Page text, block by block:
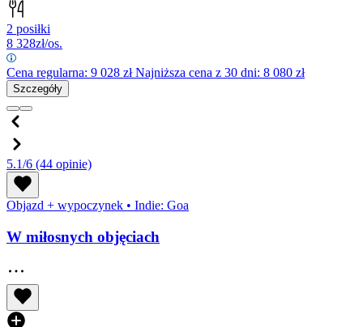
2 posiłki
8 328zł/os.
Cena regularna: 9 028 złNajniższa cena z 30 dni: 8 080 zł
Szczegóły
5.1/6 (44 opinie)
Objazd + wypoczynek • Indie: Goa
W miłosnych objęciach